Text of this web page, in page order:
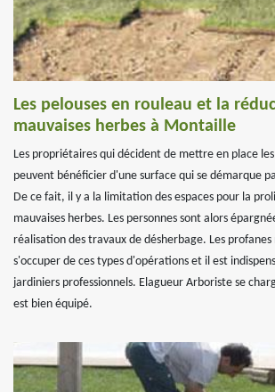
Les pelouses en rouleau et la
mauvaises herbes à Montaille
Les propriétaires qui décident de mettre en place
peuvent bénéficier d'une surface qui se démarque
De ce fait, il y a la limitation des espaces pour la
mauvaises herbes. Les personnes sont alors
réalisation des travaux de désherbage. Les profanes
s'occuper de ces types d'opérations et il est
jardiniers professionnels. Elagueur Arboriste se
est bien équipé.